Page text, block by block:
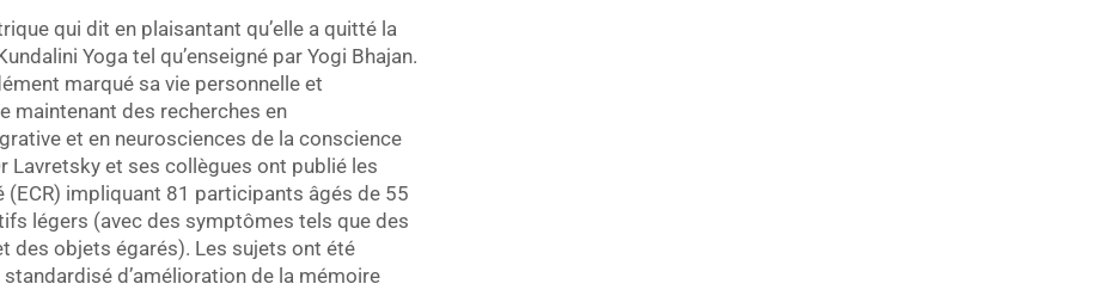
qui dit en plaisantant qu’elle a quitté la
Yoga tel qu’enseigné par Yogi Bhajan.
marqué sa vie personnelle et
maintenant des recherches en
et en neurosciences de la conscience
Lavretsky et ses collègues ont publié les
impliquant 81 participants âgés de 55
légers (avec des symptômes tels que des
des objets égarés). Les sujets ont été
d’amélioration de la mémoire